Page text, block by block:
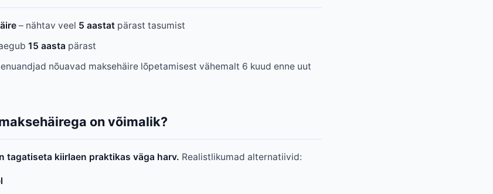
– nähtav veel 5 aastatpärast tasumist
15 aasta pärast
nõuavad maksehäire lõpetamisest vähemalt 6 kuud enne uut
on võimalik?
tagatiseta kiirlaen praktikas väga harv. Realistlikumad alternatiivid: